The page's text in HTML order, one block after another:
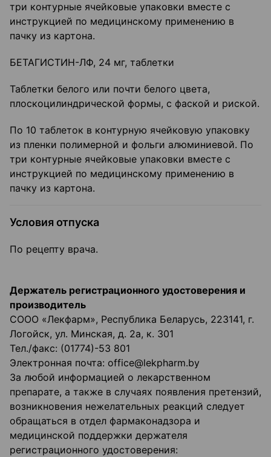
три контурные ячейковые упаковки вместе с
инструкцией по медицинскому применению в
пачку из картона.
БЕТАГИСТИН-ЛФ, 24 мг, таблетки
Таблетки белого или почти белого цвета,
плоскоцилиндрической формы, с фаской и риской.
По 10 таблеток в контурную ячейковую упаковку
из пленки полимерной и фольги алюминиевой. По
три контурные ячейковые упаковки вместе с
инструкцией по медицинскому применению в
пачку из картона.
Условия отпуска
По рецепту врача.
Держатель регистрационного удостоверения и
производитель
СООО «Лекфарм», Республика Беларусь, 223141, г.
Логойск, ул. Минская, д. 2а, к. 301
Тел./факс: (01774)-53 801
Электронная почта: office@lekpharm.by
За любой информацией о лекарственном
препарате, а также в случаях появления претензий,
возникновения нежелательных реакций следует
обращаться в отдел фармаконадзора и
медицинской поддержки держателя
регистрационного удостоверения: